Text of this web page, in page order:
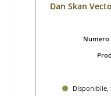
Dan Skan
Disponibile,